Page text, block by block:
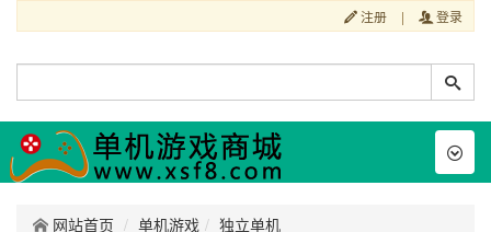
注册 | 登录
网站首页 单机游戏 独立单机